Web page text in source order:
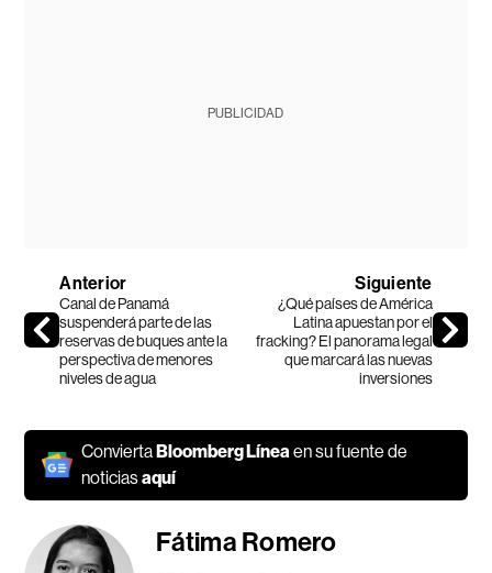
PUBLICIDAD
Anterior
Canal de Panamá
suspenderá parte de las
reservas de buques ante la
perspectiva de menores
niveles de agua
Siguiente
¿Qué países de América
Latina apuestan por el
fracking? El panorama legal
que marcará las nuevas
inversiones
ConviertaBloomberg Línea en su fuente de
noticiasaquí
Fátima Romero